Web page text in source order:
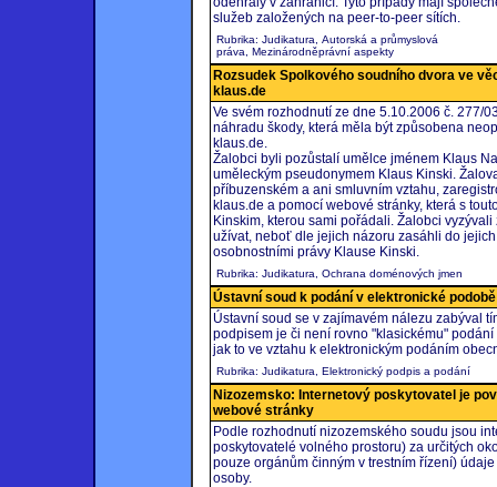
služeb založených na peer-to-peer sítích.
Rubrika: Judikatura, Autorská a průmyslová
práva, Mezinárodněprávní aspekty
Rozsudek Spolkového soudního dvora ve
klaus.de
Ve svém rozhodnutí ze dne 5.10.2006 č. 277/
náhradu škody, která měla být způsobena
klaus.de.
Žalobci byli pozůstalí umělce jménem Klaus
uměleckým pseudonymem Klaus Kinski.
příbuzenském a ani smluvním vztahu,
klaus.de a pomocí webové stránky, která s
Kinskim, kterou sami pořádali. Žalobci
užívat, neboť dle jejich názoru zasáhli do
osobnostními právy Klause Kinski.
Rubrika: Judikatura, Ochrana doménových jmen
Ústavní soud k podání v elektronické podobě
Ústavní soud se v zajímavém nálezu zabýval
podpisem je či není rovno "klasickému"
jak to ve vztahu k elektronickým podáním
Rubrika: Judikatura, Elektronický podpis a podání
Nizozemsko: Internetový poskytovatel je
webové stránky
Podle rozhodnutí nizozemského soudu jsou
poskytovatelé volného prostoru) za určitých
pouze orgánům činným v trestním řízení)
osoby.